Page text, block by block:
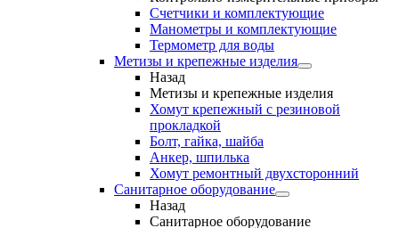
Счетчики и комплектующие
Манометры и комплектующие
Термометр для воды
Метизы и крепежные изделия
Назад
Метизы и крепежные изделия
Хомут крепежный с резиновой
прокладкой
Болт, гайка, шайба
Анкер, шпилька
Хомут ремонтный двухсторонний
Санитарное оборудование
Назад
Санитарное оборудование